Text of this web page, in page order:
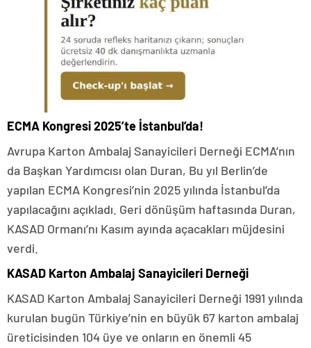
ECMA Kongresi 2025’te İstanbul’da!
Avrupa Karton Ambalaj Sanayicileri Derneği ECMA’nın
da Başkan Yardımcısı olan Duran, Bu yıl Berlin’de
yapılan ECMA Kongresi’nin 2025 yılında İstanbul’da
yapılacağını açıkladı. Geri dönüşüm haftasında Duran,
KASAD Ormanı’nı Kasım ayında açacakları müjdesini
verdi.
KASAD Karton Ambalaj Sanayicileri Derneği
KASAD Karton Ambalaj Sanayicileri Derneği 1991 yılında
kurulan bugün Türkiye’nin en büyük 67 karton ambalaj
üreticisinden 104 üye ve onların en önemli 45